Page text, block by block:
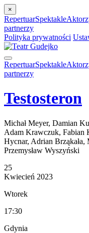
×
RepertuarSpektakle
partnerzy
Polityka prywatności
RepertuarSpektakle
partnerzy
Testosteron
Michał Meyer, Damian
Adam Krawczuk, Fabian
Hycnar, Adrian
Przemysław Wyszyński
25
Kwiecień 2023
Wtorek
17:30
Gdynia